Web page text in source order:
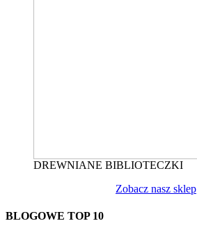
DREWNIANE BIBLIOTECZKI
Zobacz nasz sklep
BLOGOWE TOP 10